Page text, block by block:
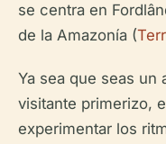
se centra en
de la Amazonía (
Ya sea que seas un
visitante primerizo,
experimentar los